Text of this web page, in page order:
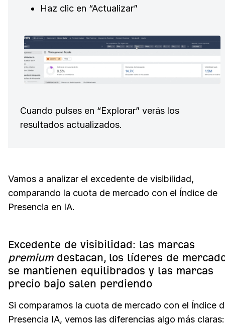
Haz clic en “Actualizar”
Cuando pulses en “Explorar” verás los
resultados actualizados.
Vamos a analizar el excedente de visibilidad,
comparando la cuota de mercado con el Índice de
Presencia en IA.
Excedente de visibilidad: las marcas
premiumdestacan, los líderes de
se mantienen equilibrados y las marcas
precio bajo salen perdiendo
Si comparamos la cuota de mercado con el Índice
Presencia IA, vemos las diferencias algo más claras: